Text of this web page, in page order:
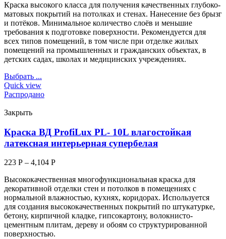
Краска высокого класса для получения качественных глубоко-
матовых покрытий на потолках и стенах. Нанесение без брызг
и потёков. Минимальное количество слоёв и меньшие
требования к подготовке поверхности. Рекомендуется для
всех типов помещений, в том числе при отделке жилых
помещений на промышленных и гражданских объектах, в
детских садах, школах и медицинских учреждениях.
Выбрать ...
Quick view
Распродано
Закрыть
Краска ВД ProfiLux PL- 10L влагостойкая
латексная интерьерная супербелая
223 Р – 4,104 Р
Высококачественная многофункциональная краска для
декоративной отделки стен и потолков в помещениях с
нормальной влажностью, кухнях, коридорах. Используется
для создания высококачественных покрытий по штукатурке,
бетону, кирпичной кладке, гипсокартону, волокнисто-
цементным плитам, дереву и обоям со структурированной
поверхностью.